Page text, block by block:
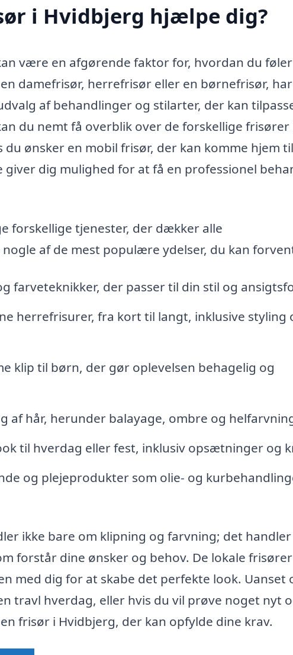
i Hvidbjerg hjælpe dig?
være en afgørende faktor for, hvordan du
damefrisør, herrefrisør eller en børnefrisør,
af behandlinger og stilarter, der kan
du nemt få overblik over de forskellige frisører
ønsker en mobil frisør, der kan komme hjem
dig mulighed for at få en professionel
forskellige tjenester, der dækker alle
af de mest populære ydelser, du kan
farveteknikker, der passer til din stil og
herrefrisurer, fra kort til langt, inklusive styling
klip til børn, der gør oplevelsen behagelig og
af hår, herunder balayage, ombre og
til hverdag eller fest, inklusiv opsætninger og
og plejeprodukter som olie- og
ikke bare om klipning og farvning; det
forstår dine ønsker og behov. De lokale
med dig for at skabe det perfekte look. Uanset
travl hverdag, eller hvis du vil prøve noget nyt
frisør i Hvidbjerg, der kan opfylde dine krav.